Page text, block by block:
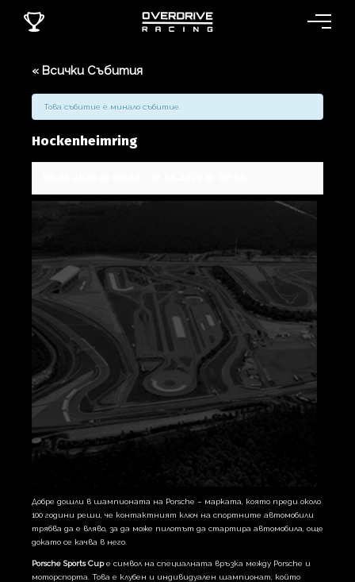
« Всички Събития
Това събитие е минало събитие.
Hockenheimring
Добре дошли в шампионата на Porsche – марката, която преди около
100 години реши, че контактният ключ на спортните автомобили
трябва да е вляво, за да може пилотът да стартира автомобила, още
докато се качва в него.
Porsche Sports Cupe символ на специалната връзка между Porsche и
моторспорта. Това е клубен и индивидуален шампионат, който